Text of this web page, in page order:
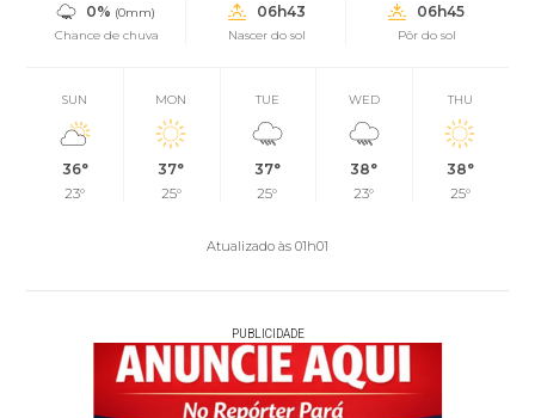
0% (0mm)
Chance de chuva
06h43
Nascer do sol
06h45
Pôr do sol
SUN
36°
23°
MON
37°
25°
TUE
37°
25°
WED
38°
23°
THU
38°
25°
Atualizado às 01h01
PUBLICIDADE